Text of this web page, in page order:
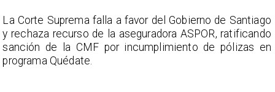
La Corte Suprema falla a favor del Gobierno de Santiago
y rechaza recurso de la aseguradora ASPOR, ratificando
sanción de la CMF por incumplimiento de pólizas en
programa Quédate.